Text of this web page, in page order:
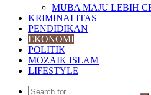
MUBA MAJU LEBIH
KRIMINALITAS
PENDIDIKAN
EKONOMI
POLITIK
MOZAIK ISLAM
LIFESTYLE